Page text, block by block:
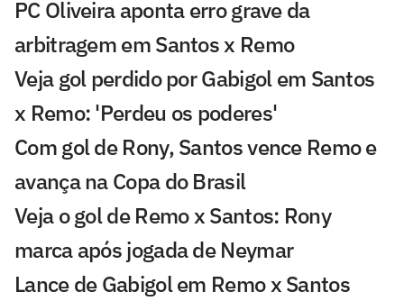
PC Oliveira aponta erro grave da
arbitragem em Santos x Remo
Veja gol perdido por Gabigol em Santos
x Remo: 'Perdeu os poderes'
Com gol de Rony, Santos vence Remo e
avança na Copa do Brasil
Veja o gol de Remo x Santos: Rony
marca após jogada de Neymar
Lance de Gabigol em Remo x Santos